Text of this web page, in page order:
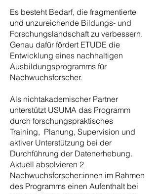
Es besteht Bedarf, die fragmentierte
und unzureichende Bildungs- und
Forschungslandschaft zu verbessern.
Genau dafür fördert ETUDE die
Entwicklung eines nachhaltigen
Ausbildungsprogramms für
Nachwuchsforscher.
Als nichtakademischer Partner
unterstützt USUMA das Programm
durch forschungspraktisches
Training, Planung, Supervision und
aktiver Unterstützung bei der
Durchführung der Datenerhebung.
Aktuell absolvieren 2
Nachwuchsforscher:innen im Rahmen
des Programms einen Aufenthalt bei